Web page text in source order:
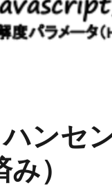
ンセ
）